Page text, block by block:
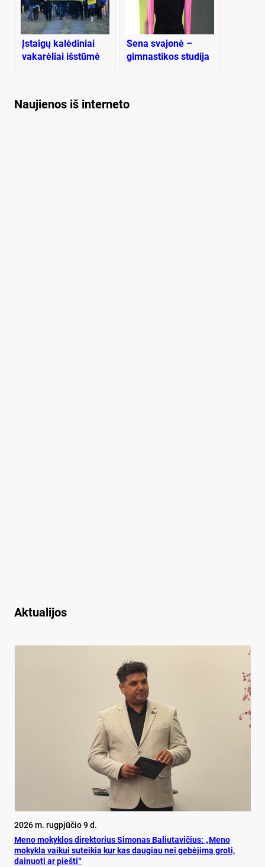
Įstaigų kalėdiniai
vakarėliai išstūmė
Sena svajonė –
gimnastikos studija
Naujienos iš interneto
Aktualijos
2026 m. rugpjūčio 9 d.
Meno mokyklos direktorius Simonas Baliutavičius: „Meno
mokykla vaikui suteikia kur kas daugiau nei gebėjimą groti,
dainuoti ar piešti“